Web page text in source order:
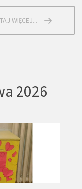
WIĘCEJ...
2026